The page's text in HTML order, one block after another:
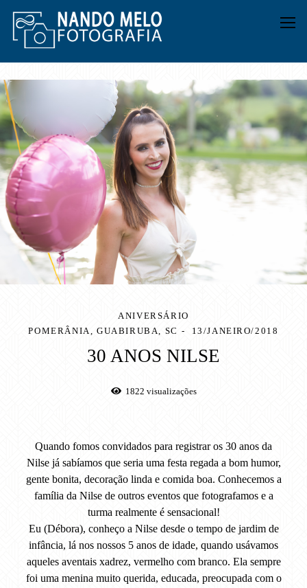
ANIVERSÁRIO
POMERÂNIA, GUABIRUBA, SC
13/JANEIRO/2018
30 ANOS NILSE
1822 visualizações
Quando fomos convidados para registrar os 30 anos da
Nilse já sabíamos que seria uma festa regada a bom humor,
gente bonita, decoração linda e comida boa. Conhecemos a
família da Nilse de outros eventos que fotografamos e a
turma realmente é sensacional!
Eu (Débora), conheço a Nilse desde o tempo de jardim de
infância, lá nos nossos 5 anos de idade, quando usávamos
aqueles aventais xadrez, vermelho com branco. Ela sempre
foi uma menina muito querida, educada, preocupada com o